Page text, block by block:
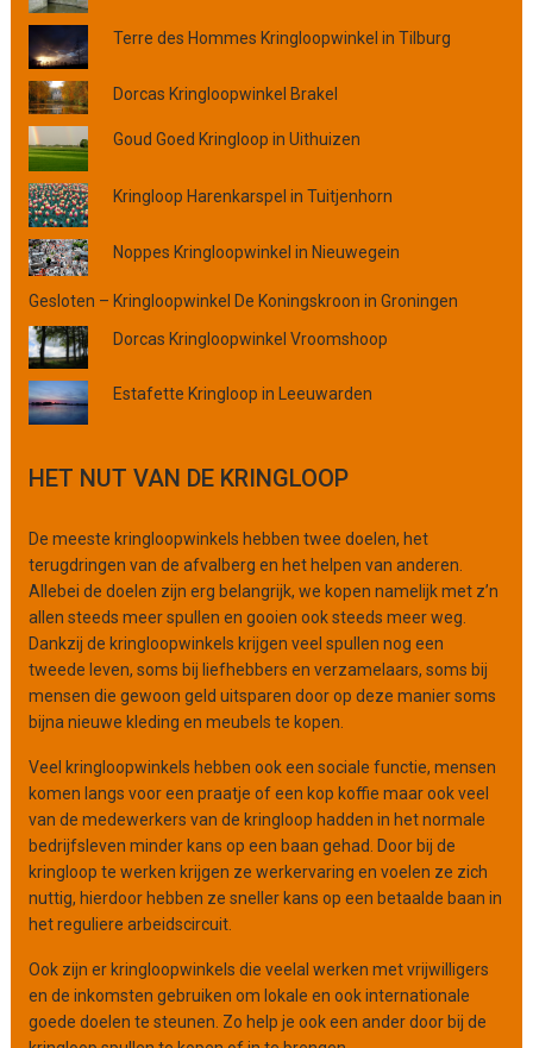
a
a
t
s
,
p
r
o
v
i
n
c
i
e
o
f
o
g
n
i
s
a
t
i
e
Terre des Hommes Kringloopwinkel in Tilburg
Dorcas Kringloopwinkel Brakel
Goud Goed Kringloop in Uithuizen
Kringloop Harenkarspel in Tuitjenhorn
Noppes Kringloopwinkel in Nieuwegein
Gesloten – Kringloopwinkel De Koningskroon in Groningen
Dorcas Kringloopwinkel Vroomshoop
Estafette Kringloop in Leeuwarden
HET NUT VAN DE KRINGLOOP
De meeste kringloopwinkels hebben twee doelen, het
terugdringen van de afvalberg en het helpen van anderen.
Allebei de doelen zijn erg belangrijk, we kopen namelijk met z’n
allen steeds meer spullen en gooien ook steeds meer weg.
Dankzij de kringloopwinkels krijgen veel spullen nog een
tweede leven, soms bij liefhebbers en verzamelaars, soms bij
mensen die gewoon geld uitsparen door op deze manier soms
bijna nieuwe kleding en meubels te kopen.
Veel kringloopwinkels hebben ook een sociale functie, mensen
komen langs voor een praatje of een kop koffie maar ook veel
van de medewerkers van de kringloop hadden in het normale
bedrijfsleven minder kans op een baan gehad. Door bij de
kringloop te werken krijgen ze werkervaring en voelen ze zich
nuttig, hierdoor hebben ze sneller kans op een betaalde baan in
het reguliere arbeidscircuit.
Ook zijn er kringloopwinkels die veelal werken met vrijwilligers
en de inkomsten gebruiken om lokale en ook internationale
goede doelen te steunen. Zo help je ook een ander door bij de